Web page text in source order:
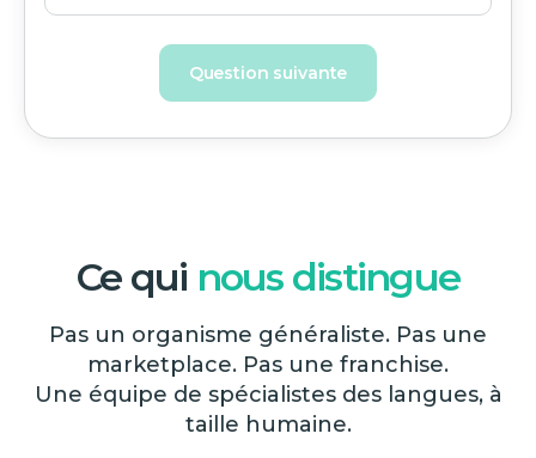
Question suivante
Ce qui nous distingue
Pas un organisme généraliste. Pas une
marketplace. Pas une franchise.
Une équipe de spécialistes des langues, à
taille humaine.